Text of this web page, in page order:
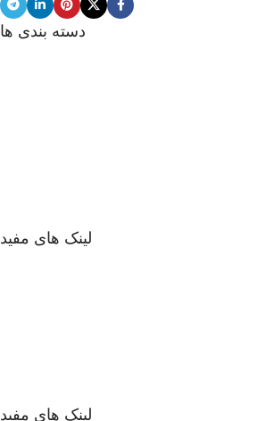
دسته بندی ها
لینک های مفید
لینک های مفید